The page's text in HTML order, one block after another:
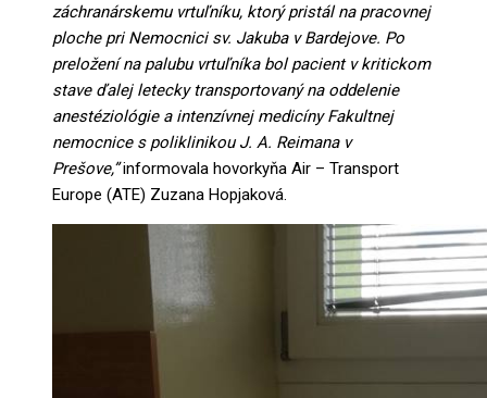
záchranárskemu vrtuľníku, ktorý pristál na pracovnej
ploche pri Nemocnici sv. Jakuba v Bardejove. Po
preložení na palubu vrtuľníka bol pacient v kritickom
stave ďalej letecky transportovaný na oddelenie
anestéziológie a intenzívnej medicíny Fakultnej
nemocnice s poliklinikou J. A. Reimana v
Prešove,”informovala hovorkyňa Air – Transport
Europe (ATE) Zuzana Hopjaková.